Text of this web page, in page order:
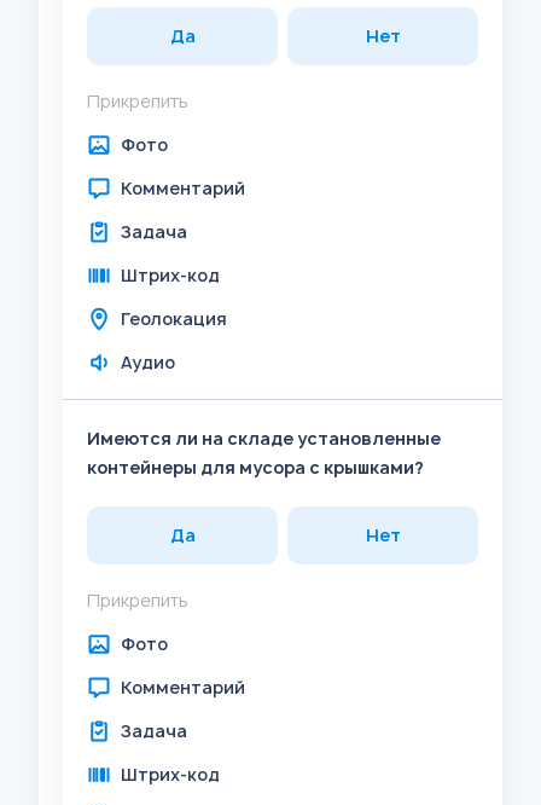
Да Нет
Прикрепить
Фото
Комментарий
Задача
Штрих-код
Геолокация
Аудио
Имеются ли на складе установленные
контейнеры для мусора с крышками?
Да Нет
Прикрепить
Фото
Комментарий
Задача
Штрих-код